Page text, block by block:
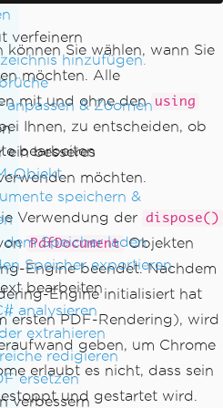
verfeinern
hinzufügen.
anpassen & Zoomen
bearbeiten
Objekt
speichern &
dem Speicher laden
Speicher exportieren
bearbeiten
analysieren
extrahieren
redigieren
ersetzen
verbessern
können Sie wählen, wann Sie
möchten. Alle
mit und ohne den using
Ihnen, zu entscheiden, ob
ein besseres
möchten.
Verwendung der dispose()
PdfDocument Objekten
Engine beendet. Nachdem
Engine initialisiert hat
ersten PDF-Rendering), wird
geben, um Chrome
erlaubt es nicht, dass sein
und gestartet wird.